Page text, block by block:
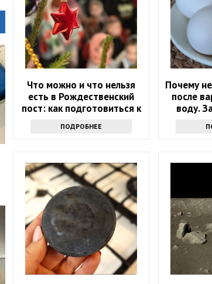
Что можно и что нельзя
есть в Рождественский
пост: как подготовиться к
ПОДРОБНЕЕ
Почему
после
воду.